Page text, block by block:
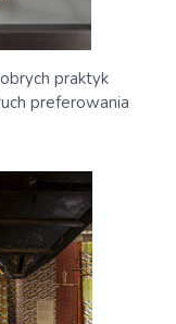
praktyk
preferowania